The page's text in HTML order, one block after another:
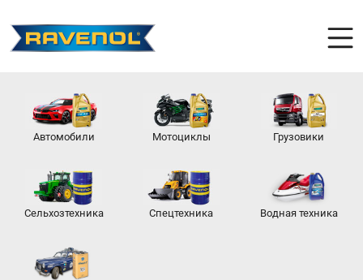
Автомобили Мотоциклы Грузовики
Сельхозтехника Спецтехника Водная техника